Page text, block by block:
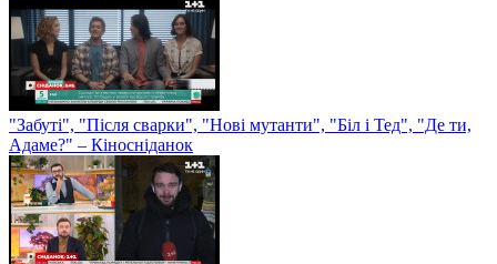
"Забуті", "Після сварки", "Нові мутанти", "Біл і Тед", "Де ти,
Адаме?" – Кіносніданок